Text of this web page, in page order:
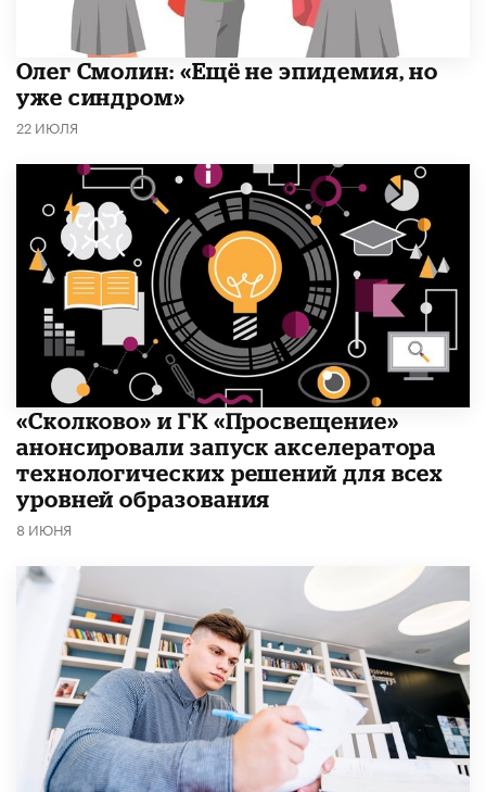
​Олег Смолин: «Ещё не эпидемия, но
уже синдром»
22 ИЮЛЯ
«Сколково» и ГК «Просвещение»
анонсировали запуск акселератора
технологических решений для всех
уровней образования
8 ИЮНЯ